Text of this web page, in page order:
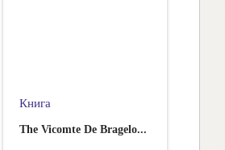
Книга
The Vicomte De Bragelo...